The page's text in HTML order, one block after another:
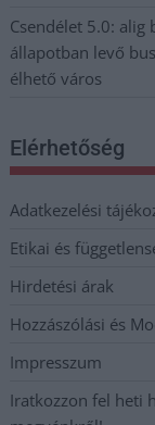
Csendélet 5.0: alig
állapotban levő
élhető város
Elérhetőség
Adatkezelési
Etikai és
Hirdetési árak
Hozzászólási és
Impresszum
Iratkozzon fel heti